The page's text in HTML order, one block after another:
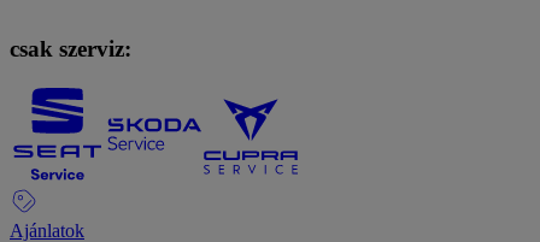
csak szerviz:
Ajánlatok